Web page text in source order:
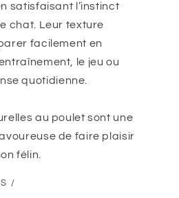
satisfaisant l’instinct
chat. Leur texture
facilement en
le jeu ou
quotidienne.
au poulet sont une
de faire plaisir
félin.
/